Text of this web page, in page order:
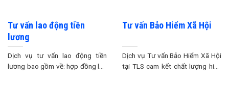
Tư vấn lao động tiền
lương
Dịch vụ tư vấn lao động tiền
lương bao gồm về: hợp đồng lao
Tư vấn Bảo Hiểm Xã Hội
Dịch vụ Tư vấn Bảo Hiểm Xã Hội
tại TLS cam kết chất lượng hiệu